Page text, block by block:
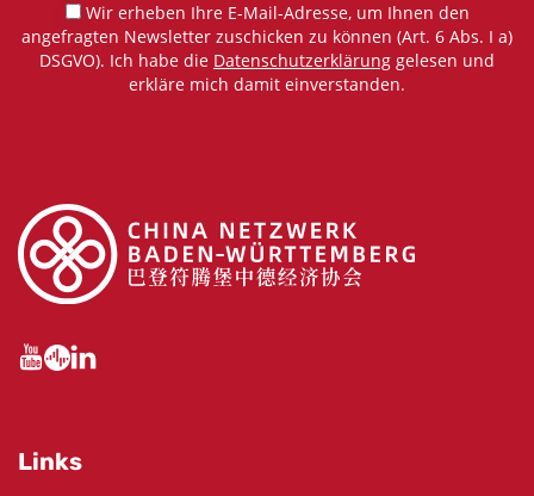
Wir erheben Ihre E-Mail-Adresse, um Ihnen den
angefragten Newsletter zuschicken zu können (Art. 6 Abs. I a)
DSGVO). Ich habe die Datenschutzerklärung gelesen und
erkläre mich damit einverstanden.
Links